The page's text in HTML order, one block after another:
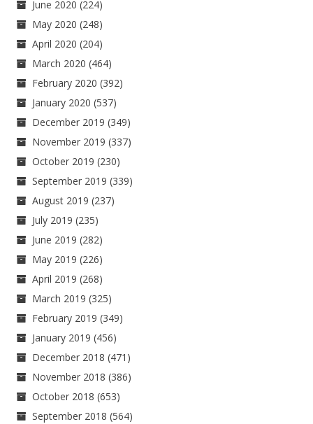
June 2020 (224)
May 2020 (248)
April 2020 (204)
March 2020 (464)
February 2020 (392)
January 2020 (537)
December 2019 (349)
November 2019 (337)
October 2019 (230)
September 2019 (339)
August 2019 (237)
July 2019 (235)
June 2019 (282)
May 2019 (226)
April 2019 (268)
March 2019 (325)
February 2019 (349)
January 2019 (456)
December 2018 (471)
November 2018 (386)
October 2018 (653)
September 2018 (564)